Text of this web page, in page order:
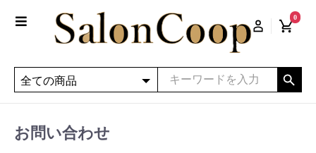
0
お問い合わせ